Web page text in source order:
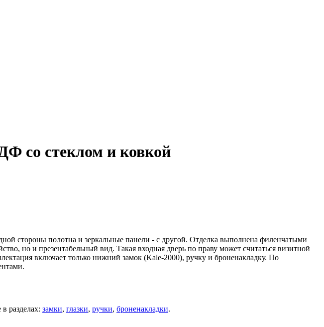
со стеклом и ковкой
стороны полотна и зеркальные панели - с другой. Отделка выполнена филенчатыми
но и презентабельный вид. Такая входная дверь по праву может считаться визитной
включает только нижний замок (Kale-2000), ручку и броненакладку. По
разделах: замки, глазки, ручки, броненакладки.